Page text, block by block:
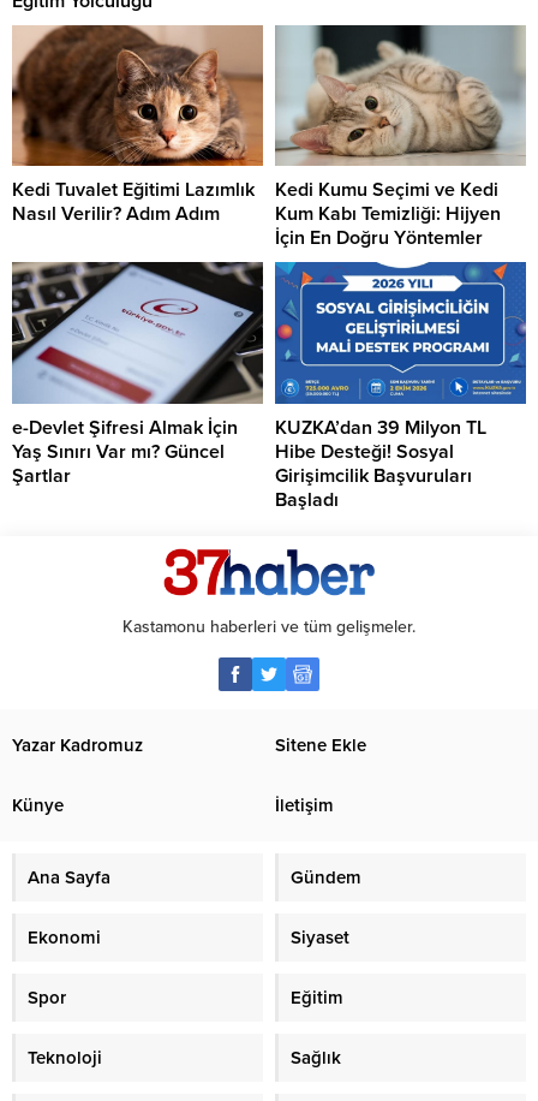
Kedi Tuvalet Eğitimi Lazımlık
Nasıl Verilir? Adım Adım
Kedi Kumu Seçimi ve Kedi
Kum Kabı Temizliği: Hijyen
İçin En Doğru Yöntemler
e-Devlet Şifresi Almak İçin
Yaş Sınırı Var mı? Güncel
Şartlar
KUZKA’dan 39 Milyon TL
Hibe Desteği! Sosyal
Girişimcilik Başvuruları
Başladı
Kastamonu haberleri ve tüm gelişmeler.
Yazar Kadromuz Sitene Ekle
Künye İletişim
Ana Sayfa Gündem
Ekonomi Siyaset
Spor Eğitim
Teknoloji Sağlık